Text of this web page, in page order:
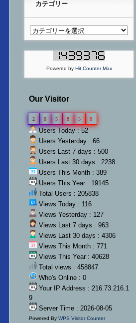
カテゴリー
Powered by Hit Counter Max
Our Visitor
2 0 5 8 3 8
Users Today : 52
Users Yesterday : 66
Users Last 7 days : 500
Users Last 30 days : 2238
Users This Month : 389
Users This Year : 19145
Total Users : 205838
Views Today : 116
Views Yesterday : 127
Views Last 7 days : 963
Views Last 30 days : 4306
Views This Month : 771
Views This Year : 40628
Total views : 458847
Who's Online : 0
Your IP Address : 216.73.216.1
9
Server Time : 2026-08-05
Powered By WPS Visitor Counter